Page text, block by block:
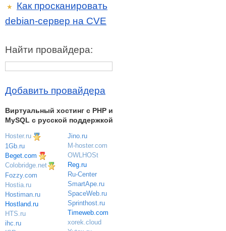
★
Как просканировать
debian-сервер на CVE
Найти провайдера:
Добавить провайдера
Виртуальный хостинг c PHP и
MySQL с русской поддержкой
Hoster.ru
1Gb.ru
Beget.com
Colobridge.net
Fozzy.com
Hostia.ru
Hostiman.ru
Hostland.ru
HTS.ru
ihc.ru
Jino.ru
M-hoster.com
OWLHOSt
Reg.ru
Ru-Center
SmartApe.ru
SpaceWeb.ru
Sprinthost.ru
Timeweb.com
xorek.cloud